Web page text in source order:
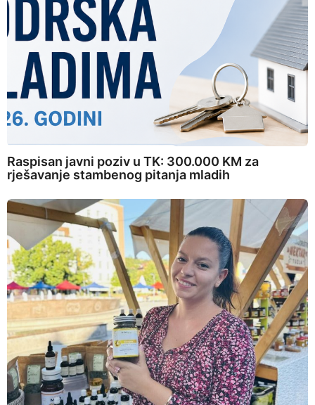
Raspisan javni poziv u TK: 300.000 KM za
rješavanje stambenog pitanja mladih